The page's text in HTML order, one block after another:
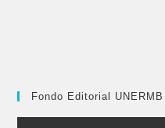
Fondo Editorial UNERMB